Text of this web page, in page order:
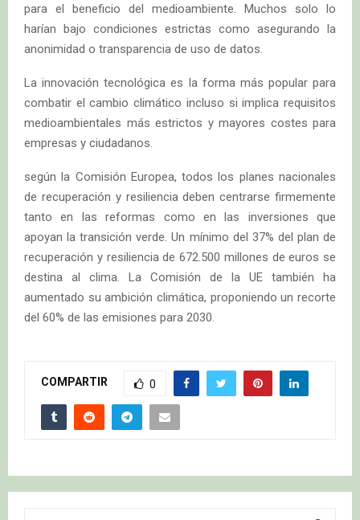
para el beneficio del medioambiente. Muchos solo lo
harían bajo condiciones estrictas como asegurando la
anonimidad o transparencia de uso de datos.
La innovación tecnológica es la forma más popular para
combatir el cambio climático incluso si implica requisitos
medioambientales más estrictos y mayores costes para
empresas y ciudadanos.
según la Comisión Europea, todos los planes nacionales
de recuperación y resiliencia deben centrarse firmemente
tanto en las reformas como en las inversiones que
apoyan la transición verde. Un mínimo del 37% del plan de
recuperación y resiliencia de 672.500 millones de euros se
destina al clima. La Comisión de la UE también ha
aumentado su ambición climática, proponiendo un recorte
del 60% de las emisiones para 2030.
COMPARTIR 0